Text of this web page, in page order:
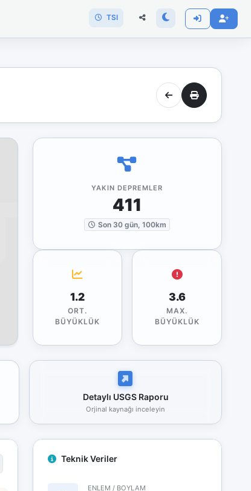
TSI
YAKIN DEPREMLER
411
Son 30 gün, 100km
1.2
ORT.
BÜYÜKLÜK
3.6
MAX.
BÜYÜKLÜK
Detaylı USGS Raporu
Orjinal kaynağı inceleyin
Teknik Veriler
ENLEM / BOYLAM